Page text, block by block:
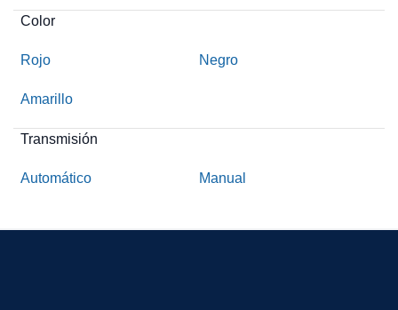
Color
Rojo Negro
Amarillo
Transmisión
Automático Manual